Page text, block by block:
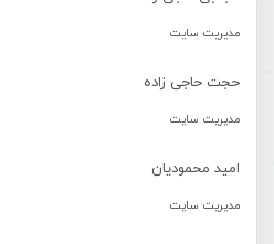
مدیریت سایت
حجت حاجی زاده
مدیریت سایت
امید محمودیان
مدیریت سایت